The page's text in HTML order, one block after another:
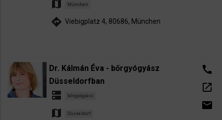
map München
directions Viebigplatz 4, 80686, München
Dr. Kálmán Éva - bőrgyógyász
Düsseldorfban
dns bőrgyógyász
map Düsseldorf
call
open_in_new
email